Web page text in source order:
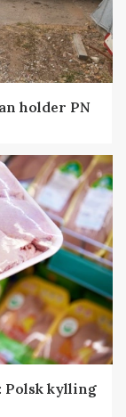
holder PN
Polsk kylling